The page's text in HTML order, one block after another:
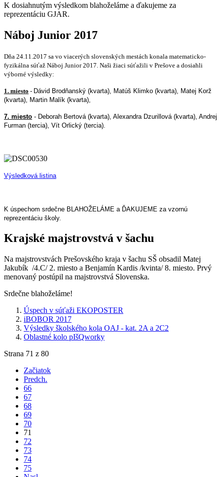
K dosiahnutým výsledkom blahoželáme a ďakujeme za
reprezentáciu GJAR.
Náboj Junior 2017
Dňa 24.11.2017 sa vo viacerých slovenských mestách konala matematicko-
fyzikálna súťaž Náboj Junior 2017. Naši žiaci súťažili v Prešove a dosiahli
výborné výsledky:
1. miesto - Dávid Brodňanský (kvarta), Matúš Klimko (kvarta), Matej Korž
(kvarta), Martin Malík (kvarta),
7. miesto - Deborah Bertová (kvarta), Alexandra Dzurillová (kvarta), Andrej
Furman (tercia), Vít Orlický (tercia).
Výsledková listina
K úspechom srdečne BLAHOŽELÁME a ĎAKUJEME za vzornú
reprezentáciu školy.
Krajské majstrovstvá v šachu
Na majstrovstvách Prešovského kraja v šachu SŠ obsadil Matej
Jakubík /4.C/ 2. miesto a Benjamín Kardis /kvinta/ 8. miesto. Prvý
menovaný postúpil na majstrovstvá Slovenska.
Srdečne blahoželáme!
Úspech v súťaži EKOPOSTER
iBOBOR 2017
Výsledky školského kola OAJ - kat. 2A a 2C2
Oblastné kolo pIšQworky
Strana 71 z 80
Začiatok
Predch.
66
67
68
69
70
71
72
73
74
75